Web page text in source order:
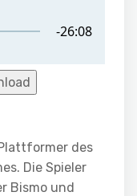
des
Die Spieler
Bismo und